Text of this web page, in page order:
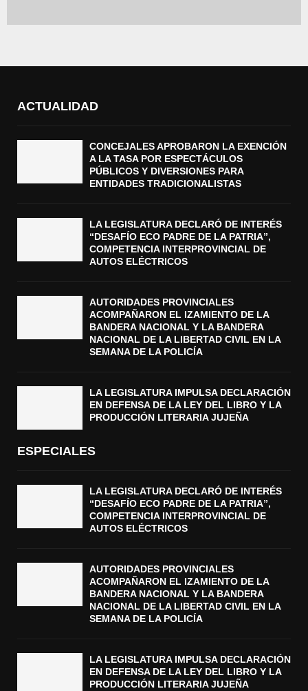
ACTUALIDAD
CONCEJALES APROBARON LA EXENCIÓN
A LA TASA POR ESPECTÁCULOS
PÚBLICOS Y DIVERSIONES PARA
ENTIDADES TRADICIONALISTAS
LA LEGISLATURA DECLARÓ DE INTERÉS
“DESAFÍO ECO PADRE DE LA PATRIA”,
COMPETENCIA INTERPROVINCIAL DE
AUTOS ELÉCTRICOS
AUTORIDADES PROVINCIALES
ACOMPAÑARON EL IZAMIENTO DE LA
BANDERA NACIONAL Y LA BANDERA
NACIONAL DE LA LIBERTAD CIVIL EN LA
SEMANA DE LA POLICÍA
LA LEGISLATURA IMPULSA DECLARACIÓN
EN DEFENSA DE LA LEY DEL LIBRO Y LA
PRODUCCIÓN LITERARIA JUJEÑA
ESPECIALES
LA LEGISLATURA DECLARÓ DE INTERÉS
“DESAFÍO ECO PADRE DE LA PATRIA”,
COMPETENCIA INTERPROVINCIAL DE
AUTOS ELÉCTRICOS
AUTORIDADES PROVINCIALES
ACOMPAÑARON EL IZAMIENTO DE LA
BANDERA NACIONAL Y LA BANDERA
NACIONAL DE LA LIBERTAD CIVIL EN LA
SEMANA DE LA POLICÍA
LA LEGISLATURA IMPULSA DECLARACIÓN
EN DEFENSA DE LA LEY DEL LIBRO Y LA
PRODUCCIÓN LITERARIA JUJEÑA